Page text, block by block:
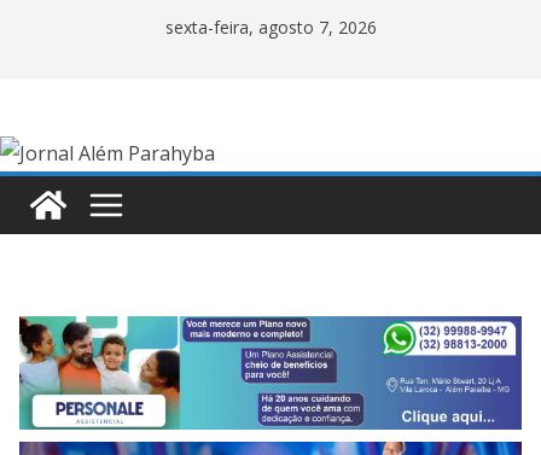
sexta-feira, agosto 7, 2026